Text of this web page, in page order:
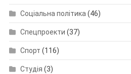
Соціальна політика (46)
Спецпроекти (37)
Спорт (116)
Студія (3)